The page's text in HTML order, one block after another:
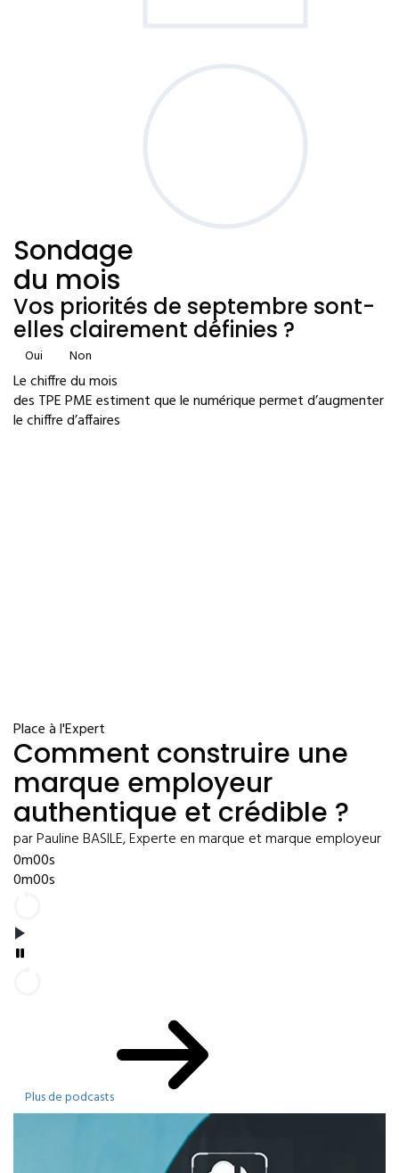
Sondage
du mois
Vos priorités de septembre sont-
elles clairement définies ?
Oui Non
Le chiffre du mois
des TPE PME estiment que le numérique permet d’augmenter
le chiffre d’affaires
Place à l'Expert
Comment construire une
marque employeur
authentique et crédible ?
par Pauline BASILE, Experte en marque et marque employeur
0m00s
0m00s
Plus de podcasts